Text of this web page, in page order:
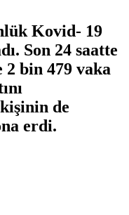
Kovid- 19
Son 24 saatte
2 bin 479 vaka
de
erdi.